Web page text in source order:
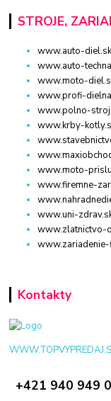
STROJE,
www.auto-
www.auto-
www.moto-
www.profi-
www.polno-
www.krby-
www.moto-
www.firemne-
www.uni-
www.zlatnictvo-
Kontakty
+421 940 949